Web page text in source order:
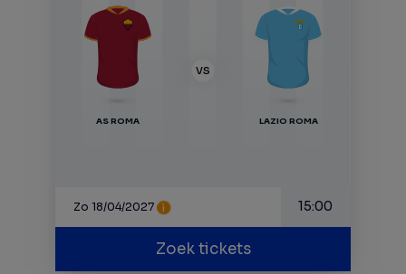
AS ROMA LAZIO ROMA
VS
Zo 18/04/2027 15:00
Zoek tickets